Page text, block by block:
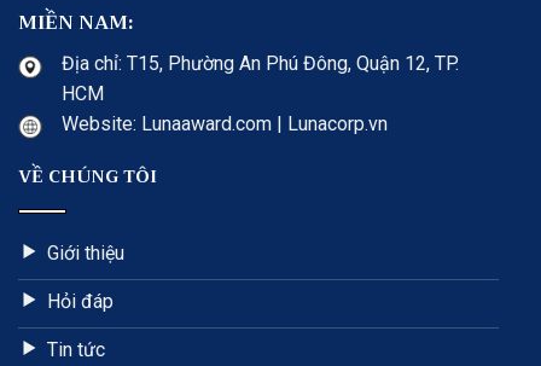
MIỀN NAM:
Địa chỉ: T15, Phường An Phú Đông, Quận 12, TP.
HCM
Website: Lunaaward.com | Lunacorp.vn
VỀ CHÚNG TÔI
Giới thiệu
Hỏi đáp
Tin tức